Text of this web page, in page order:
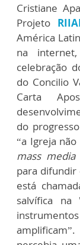
Cristiane
Projeto
América
na
celebração
do Concilio
Carta
do
“a Igreja
mass media
para difundir
está
salvífica na
amplificam”.